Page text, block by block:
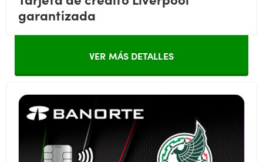
garantizada
VER MÁS DETALLES